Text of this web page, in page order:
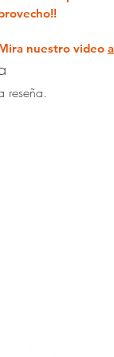
nuestro video
reseña.